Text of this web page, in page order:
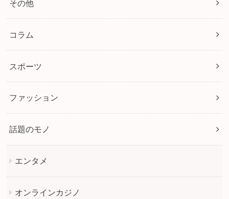
その他
コラム
スポーツ
ファッション
話題のモノ
エンタメ
オンラインカジノ